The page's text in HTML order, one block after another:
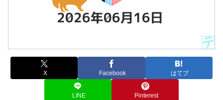
X Facebook はてブ
LINE Pinterest